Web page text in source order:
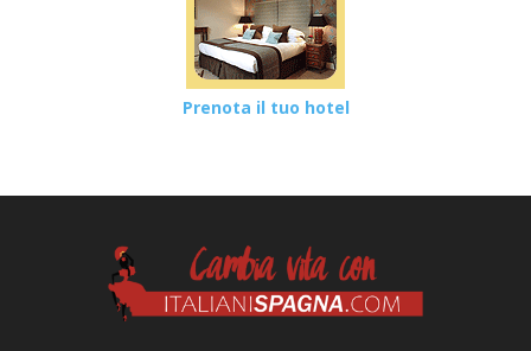
Prenota il tuo hotel